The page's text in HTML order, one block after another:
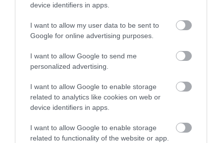
device identifiers in apps.
I want to allow my user data to be sent to
Google for online advertising purposes.
I want to allow Google to send me
personalized advertising.
I want to allow Google to enable storage
related to analytics like cookies on web or
device identifiers in apps.
I want to allow Google to enable storage
related to functionality of the website or app.